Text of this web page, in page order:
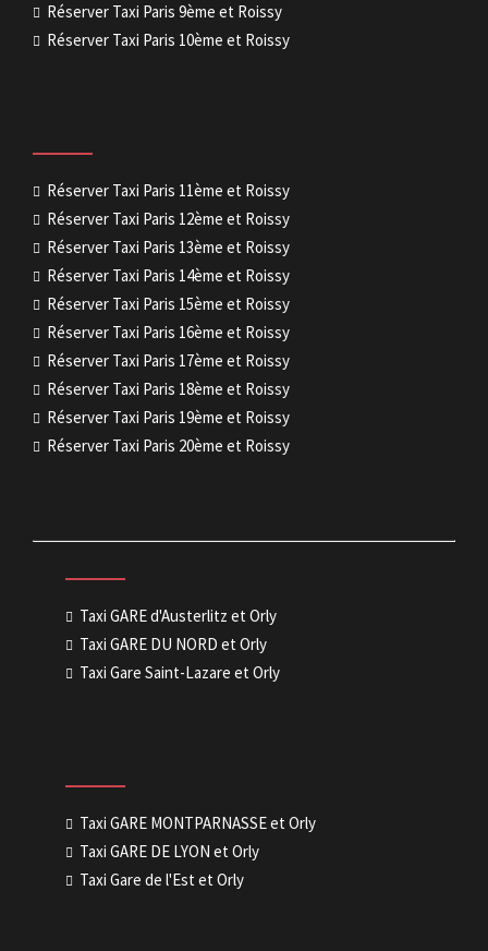
Réserver Taxi Paris 9ème et Roissy
Réserver Taxi Paris 10ème et Roissy
Réserver Taxi Paris 11ème et Roissy
Réserver Taxi Paris 12ème et Roissy
Réserver Taxi Paris 13ème et Roissy
Réserver Taxi Paris 14ème et Roissy
Réserver Taxi Paris 15ème et Roissy
Réserver Taxi Paris 16ème et Roissy
Réserver Taxi Paris 17ème et Roissy
Réserver Taxi Paris 18ème et Roissy
Réserver Taxi Paris 19ème et Roissy
Réserver Taxi Paris 20ème et Roissy
Taxi GARE d'Austerlitz et Orly
Taxi GARE DU NORD et Orly
Taxi Gare Saint-Lazare et Orly
Taxi GARE MONTPARNASSE et Orly
Taxi GARE DE LYON et Orly
Taxi Gare de l'Est et Orly